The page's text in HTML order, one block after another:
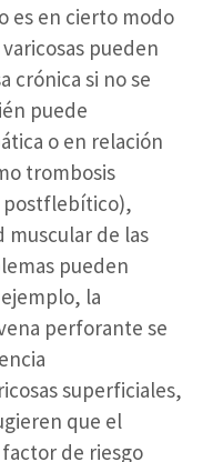
es en cierto modo
pueden
crónica si no se
puede
o en relación
trombosis
postflebítico),
muscular de las
pueden
la
perforante se
superficiales,
que el
de riesgo